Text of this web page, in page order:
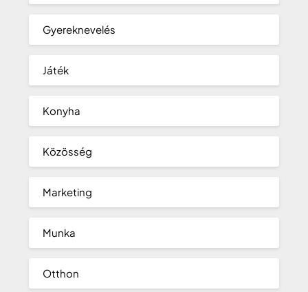
Gyereknevelés
Játék
Konyha
Közösség
Marketing
Munka
Otthon